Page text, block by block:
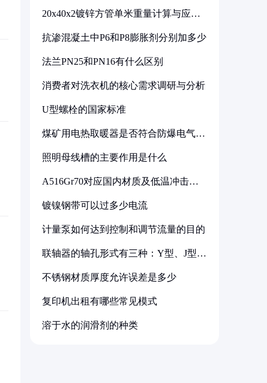
20x40x2镀锌方管单米重量计算与应用
抗渗混凝土中P6和P8膨胀剂分别加多少
法兰PN25和PN16有什么区别
消费者对洗衣机的核心需求调研与分析
U型螺栓的国家标准
煤矿用电热取暖器是否符合防爆电气设
照明母线槽的主要作用是什么
A516Gr70对应国内材质及低温冲击要
镀镍钢带可以过多少电流
计量泵如何达到控制和调节流量的目的
联轴器的轴孔形式有三种：Y型、J型、
不锈钢材质厚度允许误差是多少
复印机出租有哪些常见模式
溶于水的润滑剂的种类